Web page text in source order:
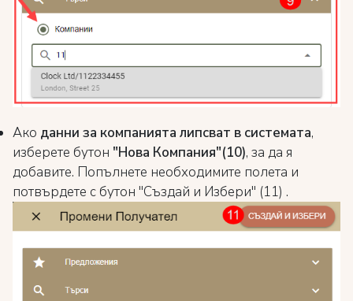
Ако данни за компанията липсват в системата,
изберете бутон "Нова Компания"(10), за да я
добавите. Попълнете необходимите полета и
потвърдете с бутон "Създай и Избери" (11) .